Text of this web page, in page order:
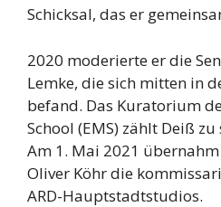
Schicksal, das er
2020 moderierte er die
Lemke, die sich mitten in
befand. Das Kuratorium
School (EMS) zählt Deiß
Am 1. Mai 2021
Oliver Köhr die
ARD-Hauptstadtstudios.